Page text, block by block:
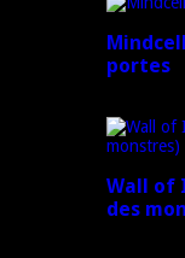
portes
Wall of
des